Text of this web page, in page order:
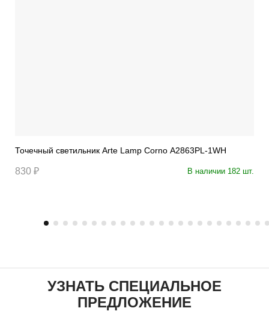
Точечный светильник Arte Lamp Corno A2863PL-1WH
830 ₽ В наличии 182 шт.
УЗНАТЬ СПЕЦИАЛЬНОЕ
ПРЕДЛОЖЕНИЕ